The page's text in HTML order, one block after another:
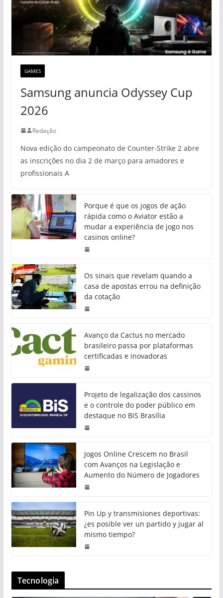
GAMES
Samsung anuncia Odyssey Cup
2026
Redação
Nova edição do campeonato de Counter-Strike 2 abre
as inscrições no dia 2 de março para amadores e
profissionais A
Porque é que os jogos de ação
rápida como o Aviator estão a
mudar a experiência de jogo nos
casinos online?
Os sinais que revelam quando a
casa de apostas errou na definição
da cotação
Avanço da Cactus no mercado
brasileiro passa por plataformas
certificadas e inovadoras
Projeto de legalização dos cassinos
e o controle do poder público em
destaque no BiS Brasília
Jogos Online Crescem no Brasil
com Avanços na Legislação e
Aumento do Número de Jogadores
Pin Up y transmisiones deportivas:
¿es posible ver un partido y jugar al
mismo tiempo?
Tecnologia